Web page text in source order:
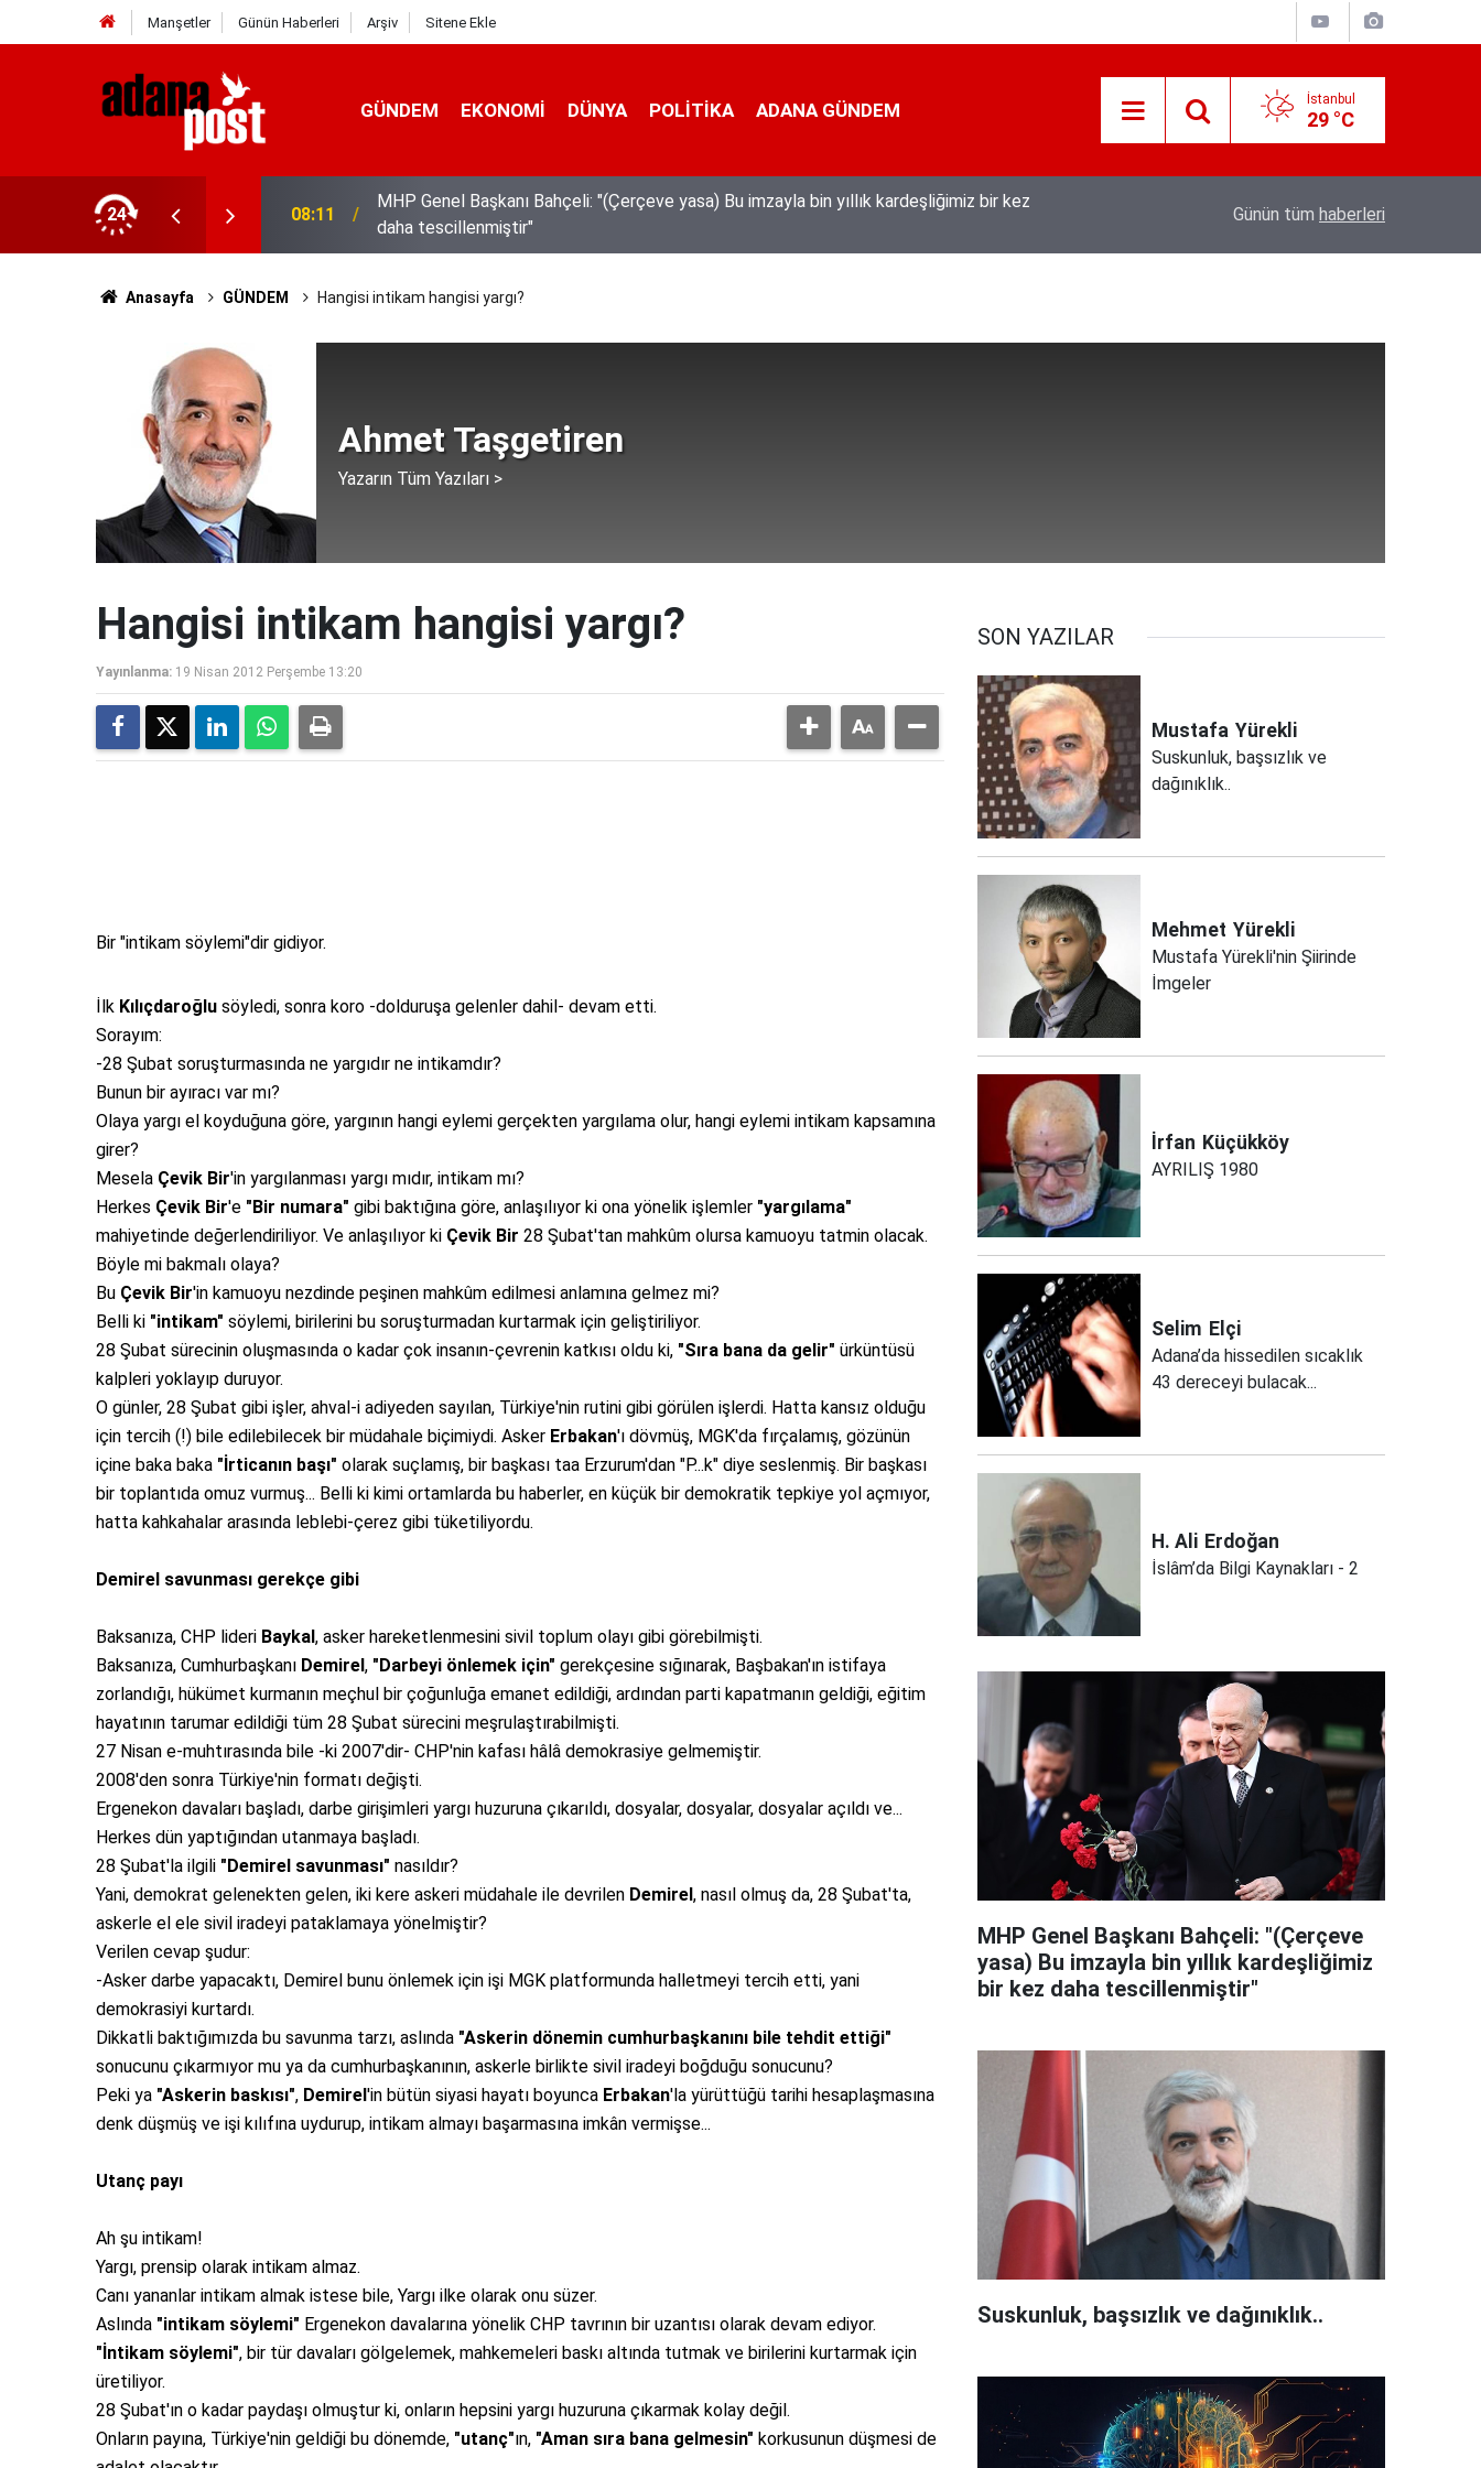
Manşetler Günün Haberleri Arşiv Sitene Ekle
GÜNDEM EKONOMI DÜNYA POLİTİKA ADANA GÜNDEM İstanbul
29 °C
24 08:11
MHP Genel Başkanı Bahçeli: "(Çerçeve yasa) Bu imzayla bin yıllık kardeşliğimiz bir kez
daha tescillenmiştir"
Tarsus'ta üzüm üreticileri fiyat farkına tepki
Günün tüm haberleri
Anasayfa GÜNDEM Hangisi intikam hangisi yargı?
Ahmet Taşgetiren
Yazarın Tüm Yazıları >
Hangisi intikam hangisi yargı?
Yayınlanma: 19 Nisan 2012 Perşembe 13:20
Bir "intikam söylemi"dir gidiyor.
İlk Kılıçdaroğlu söyledi, sonra koro -dolduruşa gelenler dahil- devam etti.
Sorayım:
-28 Şubat soruşturmasında ne yargıdır ne intikamdır?
Bunun bir ayıracı var mı?
Olaya yargı el koyduğuna göre, yargının hangi eylemi gerçekten yargılama olur, hangi eylemi intikam kapsamına
girer?
Mesela Çevik Bir'in yargılanması yargı mıdır, intikam mı?
Herkes Çevik Bir'e "Bir numara" gibi baktığına göre, anlaşılıyor ki ona yönelik işlemler "yargılama"
mahiyetinde değerlendiriliyor. Ve anlaşılıyor ki Çevik Bir 28 Şubat'tan mahkûm olursa kamuoyu tatmin olacak.
Böyle mi bakmalı olaya?
Bu Çevik Bir'in kamuoyu nezdinde peşinen mahkûm edilmesi anlamına gelmez mi?
Belli ki "intikam" söylemi, birilerini bu soruşturmadan kurtarmak için geliştiriliyor.
28 Şubat sürecinin oluşmasında o kadar çok insanın-çevrenin katkısı oldu ki, "Sıra bana da gelir" ürküntüsü
kalpleri yoklayıp duruyor.
O günler, 28 Şubat gibi işler, ahval-i adiyeden sayılan, Türkiye'nin rutini gibi görülen işlerdi. Hatta kansız olduğu
için tercih (!) bile edilebilecek bir müdahale biçimiydi. Asker Erbakan'ı dövmüş, MGK'da fırçalamış, gözünün
içine baka baka "İrticanın başı" olarak suçlamış, bir başkası taa Erzurum'dan "P...k" diye seslenmiş. Bir başkası
bir toplantıda omuz vurmuş... Belli ki kimi ortamlarda bu haberler, en küçük bir demokratik tepkiye yol açmıyor,
hatta kahkahalar arasında leblebi-çerez gibi tüketiliyordu.
Demirel savunması gerekçe gibi
Baksanıza, CHP lideri Baykal, asker hareketlenmesini sivil toplum olayı gibi görebilmişti.
Baksanıza, Cumhurbaşkanı Demirel, "Darbeyi önlemek için" gerekçesine sığınarak, Başbakan'ın istifaya
zorlandığı, hükümet kurmanın meçhul bir çoğunluğa emanet edildiği, ardından parti kapatmanın geldiği, eğitim
hayatının tarumar edildiği tüm 28 Şubat sürecini meşrulaştırabilmişti.
27 Nisan e-muhtırasında bile -ki 2007'dir- CHP'nin kafası hâlâ demokrasiye gelmemiştir.
2008'den sonra Türkiye'nin formatı değişti.
Ergenekon davaları başladı, darbe girişimleri yargı huzuruna çıkarıldı, dosyalar, dosyalar, dosyalar açıldı ve...
Herkes dün yaptığından utanmaya başladı.
28 Şubat'la ilgili "Demirel savunması" nasıldır?
Yani, demokrat gelenekten gelen, iki kere askeri müdahale ile devrilen Demirel, nasıl olmuş da, 28 Şubat'ta,
askerle el ele sivil iradeyi pataklamaya yönelmiştir?
Verilen cevap şudur:
-Asker darbe yapacaktı, Demirel bunu önlemek için işi MGK platformunda halletmeyi tercih etti, yani
demokrasiyi kurtardı.
Dikkatli baktığımızda bu savunma tarzı, aslında "Askerin dönemin cumhurbaşkanını bile tehdit ettiği"
sonucunu çıkarmıyor mu ya da cumhurbaşkanının, askerle birlikte sivil iradeyi boğduğu sonucunu?
Peki ya "Askerin baskısı", Demirel'in bütün siyasi hayatı boyunca Erbakan'la yürüttüğü tarihi hesaplaşmasına
denk düşmüş ve işi kılıfına uydurup, intikam almayı başarmasına imkân vermişse...
Utanç payı
Ah şu intikam!
Yargı, prensip olarak intikam almaz.
Canı yananlar intikam almak istese bile, Yargı ilke olarak onu süzer.
Aslında "intikam söylemi" Ergenekon davalarına yönelik CHP tavrının bir uzantısı olarak devam ediyor.
"İntikam söylemi", bir tür davaları gölgelemek, mahkemeleri baskı altında tutmak ve birilerini kurtarmak için
üretiliyor.
28 Şubat'ın o kadar paydaşı olmuştur ki, onların hepsini yargı huzuruna çıkarmak kolay değil.
Onların payına, Türkiye'nin geldiği bu dönemde, "utanç"ın, "Aman sıra bana gelmesin" korkusunun düşmesi de
SON YAZILAR
Mustafa Yürekli
Suskunluk, başsızlık ve
dağınıklık..
Mehmet Yürekli
Mustafa Yürekli'nin Şiirinde
İmgeler
İrfan Küçükköy
AYRILIŞ 1980
Selim Elçi
Adana’da hissedilen sıcaklık
43 dereceyi bulacak...
H. Ali Erdoğan
İslâm’da Bilgi Kaynakları - 2
MHP Genel Başkanı Bahçeli: "(Çerçeve
yasa) Bu imzayla bin yıllık kardeşliğimiz
bir kez daha tescillenmiştir"
Suskunluk, başsızlık ve dağınıklık..